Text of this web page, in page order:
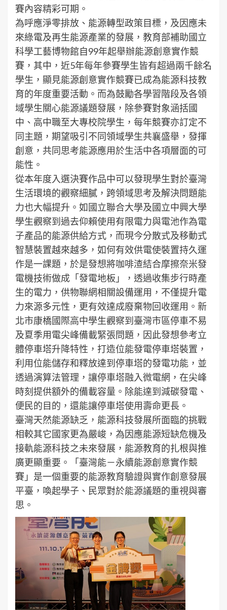
賽內容精彩可期。
為呼應淨零排放、能源轉型政策目標，及因應未
來綠電及再生能源產業的發展，教育部補助國立
科學工藝博物館自99年起舉辦能源創意實作競
賽，其中，近5年每年參賽學生皆有超過兩千餘名
學生，顯見能源創意實作競賽已成為能源科技教
育的年度重要活動。而為鼓勵各學習階段及各領
域學生關心能源議題發展，除參賽對象涵括國
中、高中職至大專校院學生，每年競賽亦訂定不
同主題，期望吸引不同領域學生共襄盛舉，發揮
創意，共同思考能源應用於生活中各項層面的可
能性。
從本年度入選決賽作品中可以發現學生對於臺灣
生活環境的觀察細膩，跨領域思考及解決問題能
力也大幅提升。如國立聯合大學及國立中興大學
學生觀察到過去仰賴使用有限電力與電池作為電
子產品的能源供給方式，而現今分散式及移動式
智慧裝置越來越多，如何有效供電使裝置持久運
作是一課題，於是發想將咖啡渣結合摩擦奈米發
電機技術做成「發電地板」，透過收集步行時產
生的電力，供物聯網相關設備運用，不僅提升電
力來源多元性，更有效達成廢棄物回收運用。新
北市康橋國際高中學生觀察到臺灣市區停車不易
及夏季用電尖峰備載緊張問題，因此發想參考立
體停車塔升降特性，打造位能發電停車塔裝置，
利用位能儲存和釋放達到停車塔的發電功能，並
透過演算法管理，讓停車塔融入微電網，在尖峰
時刻提供額外的備載容量。除能達到減碳發電、
便民的目的，還能讓停車塔使用壽命更長。
臺灣天然能源缺乏，能源科技發展所面臨的挑戰
相較其它國家更為嚴峻，為因應能源短缺危機及
接軌能源科技之未來發展，能源教育的扎根與推
廣更顯重要。「臺灣能－永續能源創意實作競
賽」是一個重要的能源教育驗證與實作創意發展
平臺，喚起學子、民眾對於能源議題的重視與審
思。